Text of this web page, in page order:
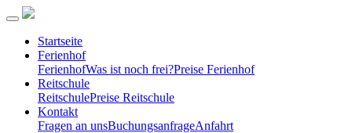
Startseite
Ferienhof
FerienhofWas ist noch frei?Preise Ferienhof
Reitschule
ReitschulePreise Reitschule
Kontakt
Fragen an unsBuchungsanfrageAnfahrt